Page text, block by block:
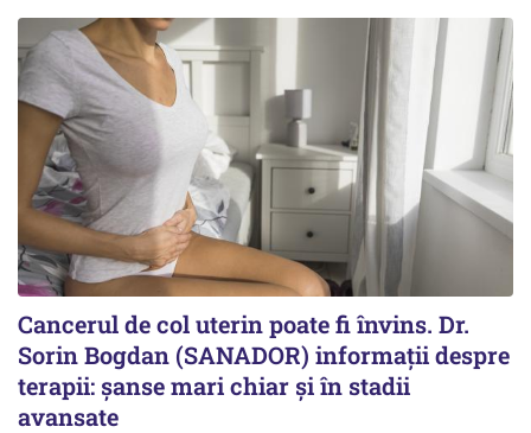
Cancerul de col uterin poate fi învins. Dr.
Sorin Bogdan (SANADOR) informații despre
terapii: șanse mari chiar și în stadii
avansate